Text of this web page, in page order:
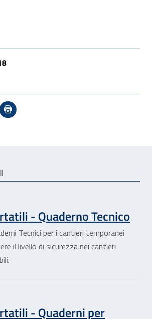
- Sito esterno - Apertura in
- Apertura in nuova finestra
Mail: apre il programma di posta
Stampa pagina: scelta meno
- Quaderno Tecnico
Tecnici per i cantieri temporanei
il livello di sicurezza nei cantieri
- Quaderni per